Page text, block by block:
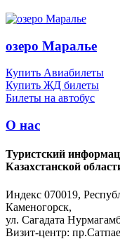
озеро Маралье
Купить Авиабилеты
Купить ЖД билеты
Билеты на автобус
О нас
Туристский
Казахстанской
Индекс 070019,
Каменогорск,
ул. Сагадата
Визит-центр: